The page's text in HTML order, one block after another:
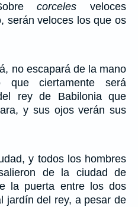
corceles veloces
serán veloces los que os
no escapará de la mano
ciertamente será
rey de Babilonia que
y sus ojos verán sus
y todos los hombres
de la ciudad de
la puerta entre los dos
jardín del rey, a pesar de